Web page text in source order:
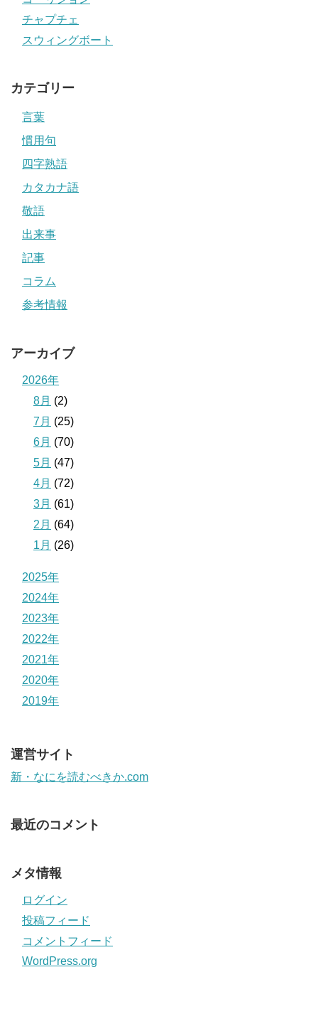
チャプチェ
スウィングボート
カテゴリー
言葉
慣用句
四字熟語
カタカナ語
敬語
出来事
記事
コラム
参考情報
アーカイブ
2026年
8月 (2)
7月 (25)
6月 (70)
5月 (47)
4月 (72)
3月 (61)
2月 (64)
1月 (26)
2025年
2024年
2023年
2022年
2021年
2020年
2019年
運営サイト
新・なにを読むべきか.com
最近のコメント
メタ情報
ログイン
投稿フィード
コメントフィード
WordPress.org